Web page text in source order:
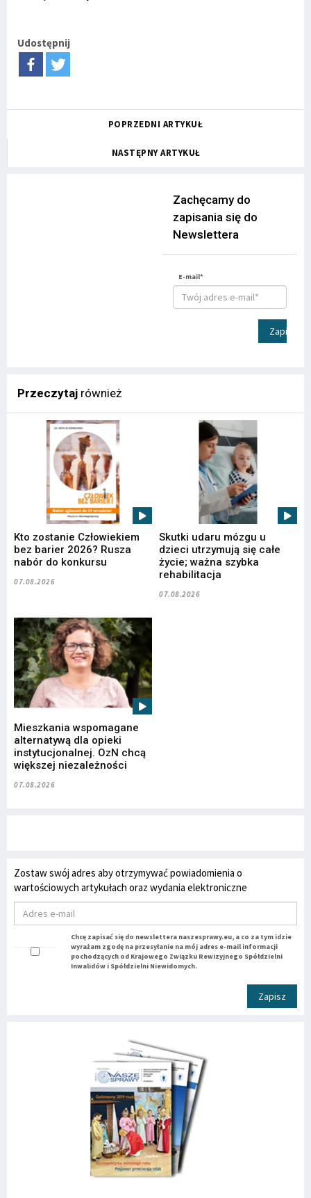
Udostępnij
POPRZEDNI ARTYKUŁ
NASTĘPNY ARTYKUŁ
Zachęcamy do
zapisania się do
Newslettera
E-mail*
Zapisz
Przeczytaj również
Kto zostanie Człowiekiem
bez barier 2026? Rusza
nabór do konkursu
07.08.2026
Skutki udaru mózgu u
dzieci utrzymują się całe
życie; ważna szybka
rehabilitacja
07.08.2026
Mieszkania wspomagane
alternatywą dla opieki
instytucjonalnej. OzN chcą
większej niezależności
07.08.2026
Zostaw swój adres aby otrzymywać powiadomienia o
wartościowych artykułach oraz wydania elektroniczne
Chcę zapisać się do newslettera naszesprawy.eu, a co za tym idzie
wyrażam zgodę na przesyłanie na mój adres e-mail informacji
pochodzących od Krajowego Związku Rewizyjnego Spółdzielni
Inwalidów i Spółdzielni Niewidomych.
Zapisz